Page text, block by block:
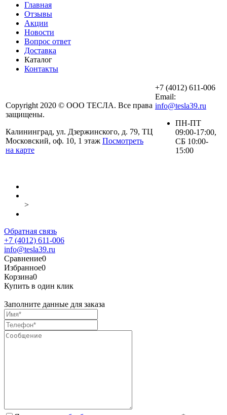
Главная
Отзывы
Акции
Новости
Вопрос ответ
Доставка
Каталог
Контакты
Copyright 2020 © ООО ТЕСЛА. Все права
защищены.
Калининград, ул. Дзержинского, д. 79, ТЦ
Московский, оф. 10, 1 этаж Посмотреть
на карте
+7 (4012) 611-006
Email:
info@tesla39.ru
ПН-ПТ
09:00-17:00,
СБ 10:00-
15:00
>
Обратная связь
+7 (4012) 611-006
info@tesla39.ru
Сравнение0
Избранное0
Корзина0
Купить в один клик
Заполните данные для заказа